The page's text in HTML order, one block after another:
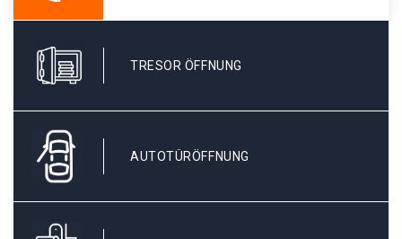
TRESOR ÖFFNUNG
AUTOTÜRÖFFNUNG